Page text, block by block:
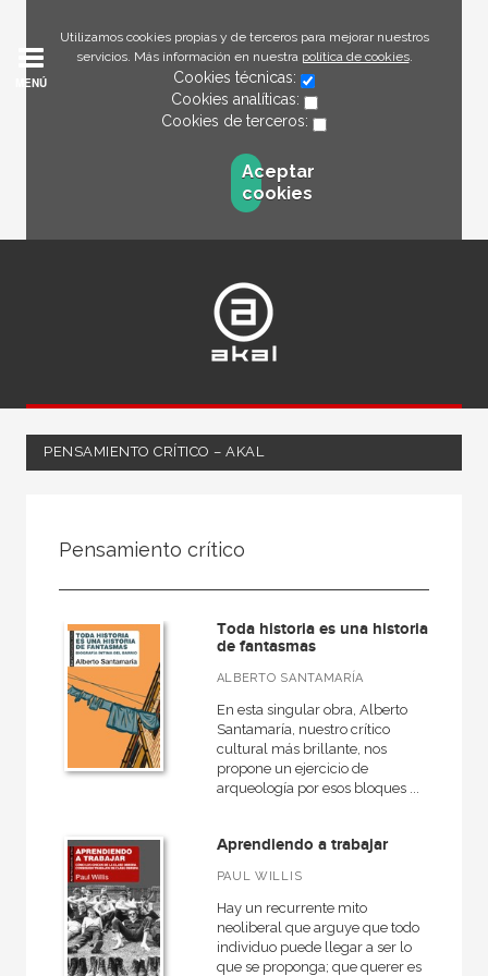
Utilizamos cookies propias y de terceros para mejorar nuestros
servicios. Más información en nuestra política de cookies.
Cookies técnicas:
Cookies analíticas:
Cookies de terceros:
Aceptar
cookies
MENÚ
PENSAMIENTO CRÍTICO – AKAL
Ciencias humanas y sociales
Antropología
Antropología cultural
MATERIAS
Historia de la antropología
Teoría antropológica
Antropología cultural
Pensamiento crítico
Toda historia es una historia
de fantasmas
ALBERTO SANTAMARÍA
En esta singular obra, Alberto
Santamaría, nuestro crítico
cultural más brillante, nos
propone un ejercicio de
arqueología por esos bloques ...
Aprendiendo a trabajar
PAUL WILLIS
Hay un recurrente mito
neoliberal que arguye que todo
individuo puede llegar a ser lo
que se proponga; que querer es